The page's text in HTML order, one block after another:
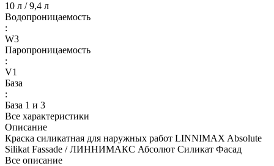
10 л / 9,4 л
Водопроницаемость
:
W3
Паропроницаемость
:
V1
База
:
База 1 и 3
Все характеристики
Описание
Краска силикатная для наружных работ LINNIMAX Absolute
Silikat Fassade / ЛИННИМАКС Абсолют Силикат Фасад
Все описание